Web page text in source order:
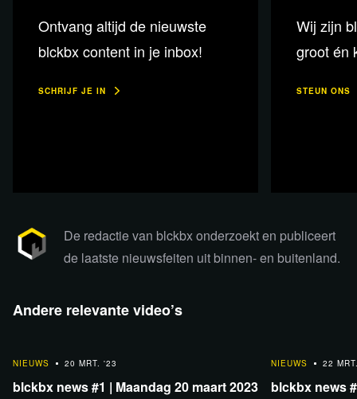
Ontvang altijd de nieuwste
blckbx content in je inbox!
SCHRIJF JE IN
Wij zijn
groot én
STEUN ONS
De redactie van blckbx onderzoekt en publiceert
de laatste nieuwsfeiten uit binnen- en buitenland.
Andere relevante video’s
NIEUWS
20 MRT. '23
blckbx news #1 | Maandag 20 maart 2023
NIEUWS
22
blckbx news